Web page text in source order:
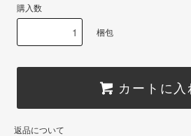
購入数
梱包
カートに入
返品について